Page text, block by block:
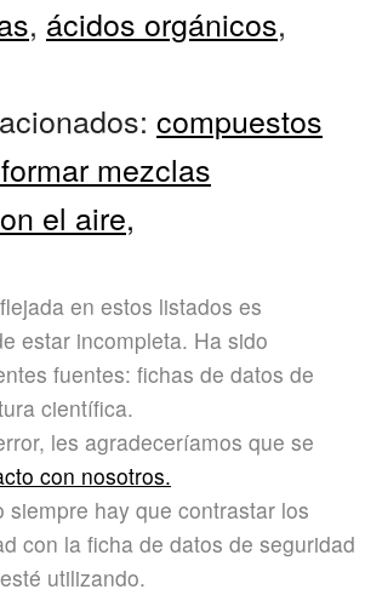
, ácidos orgánicos,
compuestos
mezclas
el aire,
en estos listados es
estar incompleta. Ha sido
fuentes: fichas de datos de
científica.
les agradeceríamos que se
con nosotros.
siempre hay que contrastar los
con la ficha de datos de seguridad
utilizando.